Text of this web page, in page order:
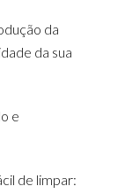
da
da sua
e
de limpar: